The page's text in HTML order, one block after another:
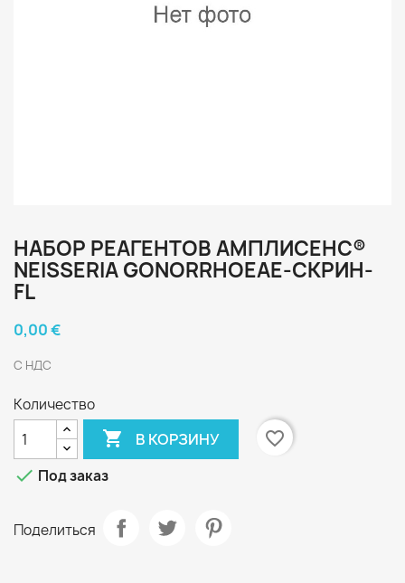
НАБОР РЕАГЕНТОВ АМПЛИСЕНС®
NEISSERIA GONORRHOEAE-СКРИН-
FL
0,00 €
С НДС
Количество
 В КОРЗИНУ
favorite_border
 Под заказ
Поделиться